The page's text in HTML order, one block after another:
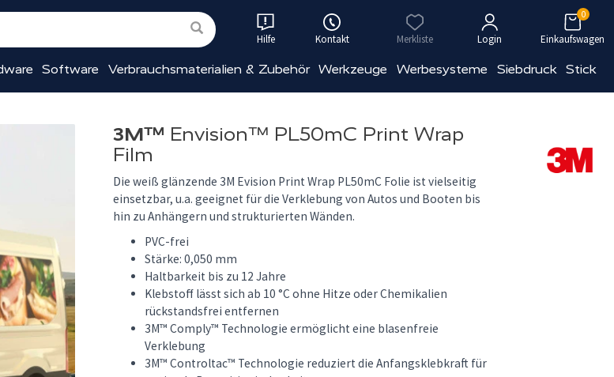
Hilfe Kontakt Merkliste Login Einkaufswagen
0
Software Verbrauchsmaterialien & Zubehör Werkzeuge Werbesysteme Siebdruck Stick
3M™ Envision™ PL50mC Print Wrap
Film
Die weiß glänzende 3M Evision Print Wrap PL50mC Folie ist vielseitig
einsetzbar, u.a. geeignet für die Verklebung von Autos und Booten bis
hin zu Anhängern und strukturierten Wänden.
PVC-frei
Stärke: 0,050 mm
Haltbarkeit bis zu 12 Jahre
Klebstoff lässt sich ab 10 °C ohne Hitze oder Chemikalien
rückstandsfrei entfernen
3M™ Comply™ Technologie ermöglicht eine blasenfreie
Verklebung
3M™ Controltac™ Technologie reduziert die Anfangsklebkraft für